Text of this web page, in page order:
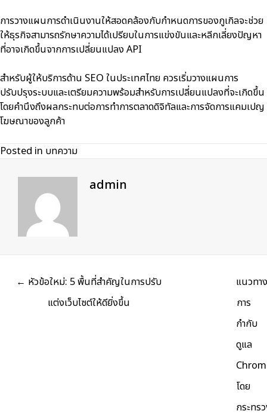
การวางแผนการดำเนินงานให้สอดคล้องกับกำหนดการของกูเกิลจะช่วย
ให้ธุรกิจสามารถรักษาความได้เปรียบในการแข่งขันและหลีกเลี่ยงปัญหา
ที่อาจเกิดขึ้นจากการเปลี่ยนแปลง API
สำหรับผู้ให้บริการด้าน SEO ในประเทศไทย ควรเริ่มวางแผนการ
ปรับปรุงระบบและเตรียมความพร้อมสำหรับการเปลี่ยนแปลงที่จะเกิดขึ้น
โดยคำนึงถึงผลกระทบต่อการทำการตลาดดิจิทัลและการจัดการแคมเปญ
โฆษณาของลูกค้า
Posted in บทความ
admin
← หัวข้อใหม่: 5 พื้นที่สำคัญในการปรับ
แต่งเว็บไซต์ให้ดียิ่งขึ้น
แนวทาง
การ
กำกับ
ดูแล
โดย
กระทร